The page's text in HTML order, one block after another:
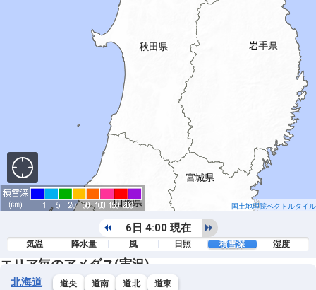
国土地理院ベクトルタイル
6日 4:00 現在
気温 降水量 風 日照 積雪深 湿度
エリア毎のアメダス(実況)
北海道 道央 道南 道北 道東